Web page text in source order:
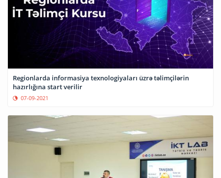
Regionlarda informasiya texnologiyaları üzrə təlimçilərin
hazırlığına start verilir
07-09-2021